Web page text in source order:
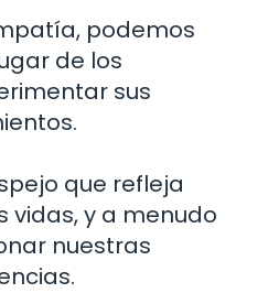
podemos
de los
sus
que refleja
vidas, y a menudo
nuestras